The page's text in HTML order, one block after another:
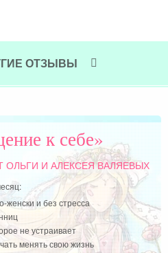
ОТЗЫВЫ
к себе»
ОЛЬГИ И АЛЕКСЕЯ ВАЛЯЕВЫХ
женски и без стресса
не устраивает
менять свою жизнь